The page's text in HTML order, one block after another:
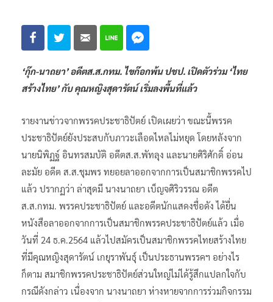
‘กุ๊ก-นาถยา’ อดีตส.ส.กทม. ไขก๊อกพ้น ปชป. เปิดตัวร่วม ‘ไทย
สร้างไทย’ กับ คุณหญิงสุดารัตน์ เริ่มลงพื้นที่แล้ว
รายงานข่าวจากพรรคประชาธิปัตย์ เปิดเผยว่า ขณะนี้พรรค
ประชาธิปัตย์ยังประสบกับภาวะเลือดไหลไม่หยุด โดยหลังจาก
นายนิพิฏฐ์ อินทรสมบัติ อดีตส.ส.พัทลุง และนายศิริศักดิ์ อ่อน
ละมัย อดีต ส.ส.ชุมพร ทยอยลาออกจากการเป็นสมาชิกพรรคไป
แล้ว ปรากฏว่า ล่าสุดมี นางนาถยา เบ็ญจศิริวรรณ อดีต
ส.ส.กทม. พรรคประชาธิปัตย์ และอดีตนักแสดงชื่อดัง ได้ยื่น
หนังสือลาออกจากการเป็นสมาชิกพรรคประชาธิปัตย์แล้ว เมื่อ
วันที่ 24 ธ.ค.2564 แล้วไปสมัครเป็นสมาชิกพรรคไทยสร้างไทย
ที่มีคุณหญิงสุดารัตน์ เกยุราพันธุ์ เป็นประธานพรรคฯ อย่างไร
ก็ตาม สมาชิกพรรคประชาธิปัตย์ส่วนใหญ่ไม่ได้รู้สึกแปลกใจกับ
กรณีดังกล่าว เนื่องจาก นางนาถยา ห่างหายจากการร่วมกิจกรรม